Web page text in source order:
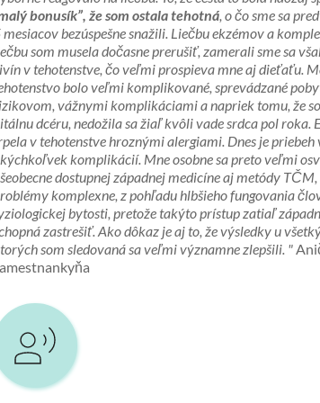
bonusík”, že som ostala tehotná , o čo sme sa
mesiacov bezúspešne snažili. Liečbu ekzémov a
som musela dočasne prerušiť, zamerali sme sa
v tehotenstve, čo veľmi prospieva mne aj dieťaťu.
bolo veľmi komplikované, sprevádzané
vážnymi komplikáciami a napriek tomu, že
dcéru, nedožila sa žiaľ kvôli vade srdca pol roka.
v tehotenstve hroznými alergiami. Dnes je
komplikácií. Mne osobne sa preto veľmi
dostupnej západnej medicíne aj metódy
komplexne, z pohľadu hlbšieho fungovania
bytosti, pretože takýto prístup zatiaľ
zastrešiť. Ako dôkaz je aj to, že výsledky u
som sledovaná sa veľmi významne zlepšili. "